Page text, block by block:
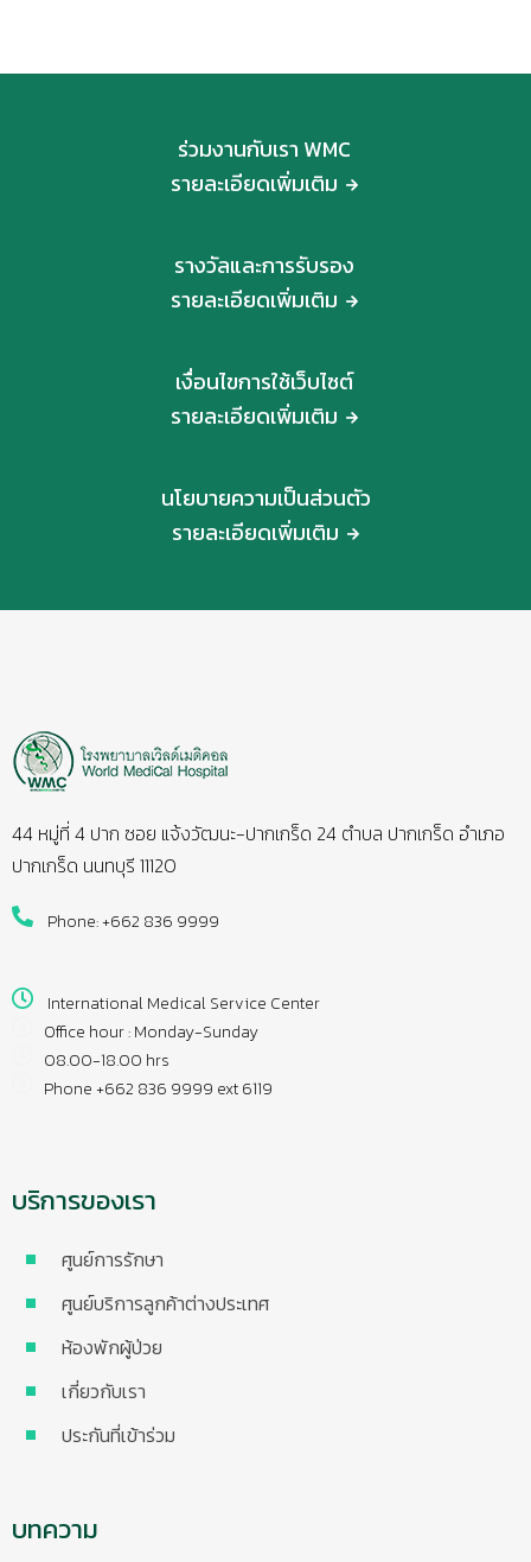
ร่วมงานกับเรา WMC
รายละเอียดเพิ่มเติม
รางวัลและการรับรอง
รายละเอียดเพิ่มเติม
เงื่อนไขการใช้เว็บไซต์
รายละเอียดเพิ่มเติม
นโยบายความเป็นส่วนตัว
รายละเอียดเพิ่มเติม
44 หมู่ที่ 4 ปาก ซอย แจ้งวัฒนะ-ปากเกร็ด 24 ตำบล ปากเกร็ด อำเภอ
ปากเกร็ด นนทบุรี 11120
Phone: +662 836 9999
International Medical Service Center
Office hour : Monday-Sunday
08.00-18.00 hrs
Phone +662 836 9999 ext 6119
บริการของเรา
ศูนย์การรักษา
ศูนย์บริการลูกค้าต่างประเทศ
ห้องพักผู้ป่วย
เกี่ยวกับเรา
ประกันที่เข้าร่วม
บทความ